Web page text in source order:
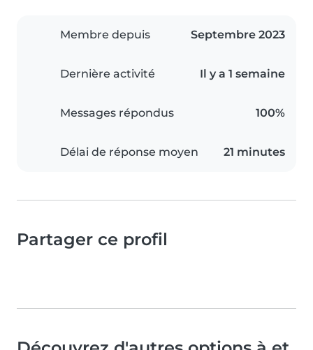
Membre depuis Septembre 2023
Dernière activité Il y a 1 semaine
Messages répondus 100%
Délai de réponse moyen 21 minutes
Partager ce profil